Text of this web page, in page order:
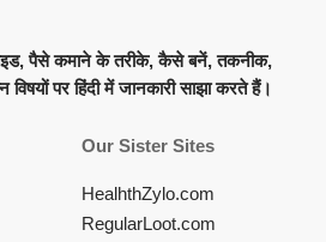
विषयों पर हिंदी में जानकारी साझा करते हैं।
Our Sister Sites
HealhthZylo.com
RegularLoot.com